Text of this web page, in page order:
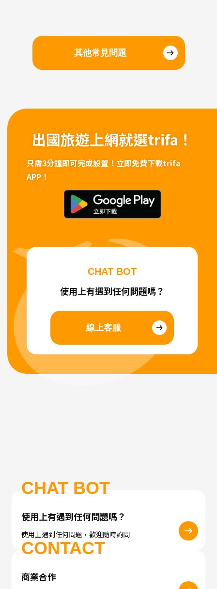
其他常見問題
出國旅遊上網就選trifa！
只需3分鐘即可完成設置！ 立即免費下載trifa
APP！
CHAT BOT
使用上有遇到任何問題嗎？
線上客服
CHAT BOT
使用上有遇到任何問題嗎？
使用上遇到任何問題，歡迎隨時詢問
CONTACT
商業合作